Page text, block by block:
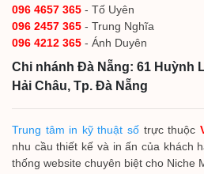
096 4657 365 - Tố Uyên
096 2457 365 - Trung Nghĩa
096 4212 365 - Ánh Duyên
Chi nhánh Đà Nẵng: 61 Huỳnh
Hải Châu, Tp. Đà Nẵng
Trung tâm in kỹ thuật sốtrực thuộc
nhu cầu thiết kế và in ấn của khách
thống website chuyên biệt cho Niche